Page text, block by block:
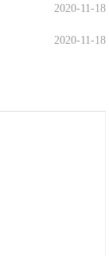
2020-11-18
2020-11-18